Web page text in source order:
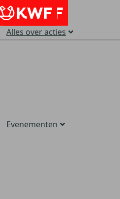
Alles over acties
Evenementen